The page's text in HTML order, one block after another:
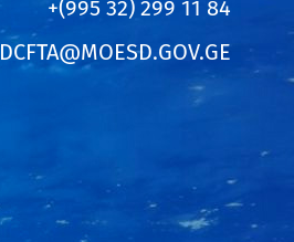
+(995 32) 299 11 84
DCFTA@MOESD.GOV.GE